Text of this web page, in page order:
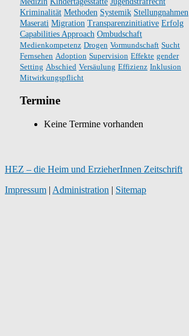
Kriminalität Methoden Systemik Stellungnahmen
Maserati Migration Transparenzinitiative Erfolg
Capabilities Approach Ombudschaft
Medienkompetenz Drogen Vormundschaft Sucht
Fernsehen Adoption Supervision Effekte gender
Setting Abschied Versäulung Effizienz Inklusion
Mitwirkungspflicht
Termine
Keine Termine vorhanden
HEZ – die Heim und ErzieherInnen Zeitschrift
Impressum | Administration | Sitemap